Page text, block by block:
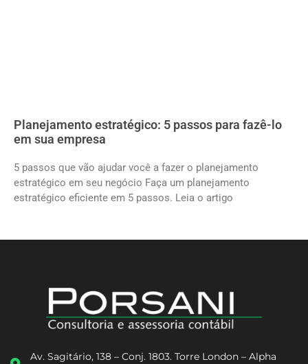
Planejamento estratégico: 5 passos para fazê-lo
em sua empresa
5 passos que vão ajudar você a fazer o planejamento
estratégico em seu negócio Faça um planejamento
estratégico eficiente em 5 passos. Leia o artigo
Av. Sagitário, 138 – Conj. 1803. Torre London – Alpha